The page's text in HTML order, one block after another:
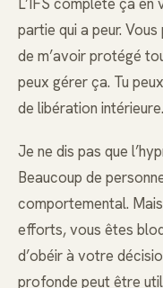
partie qui a peur.
de m’avoir protégé
peux gérer ça. Tu
de libération intérieure.
Je ne dis pas que
Beaucoup de
comportemental.
efforts, vous êtes
d’obéir à votre
profonde peut être